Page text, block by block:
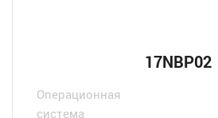
17NBP02
Операционная
система